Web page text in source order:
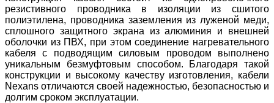
резистивного проводника в изоляции из сшитого
полиэтилена, проводника заземления из луженой меди,
сплошного защитного экрана из алюминия и внешней
оболочки из ПВХ, при этом соединение нагревательного
кабеля с подводящим силовым проводом выполнено
уникальным безмуфтовым способом. Благодаря такой
конструкции и высокому качеству изготовления, кабели
Nexans отличаются своей надежностью, безопасностью и
долгим сроком эксплуатации.